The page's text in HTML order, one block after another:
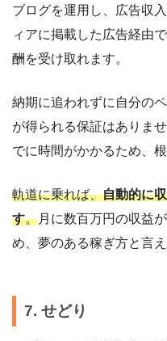
ブログを運用し、広告収
ィアに掲載した広告経由
酬を受け取れます。
納期に追われずに自分の
が得られる保証はありま
でに時間がかかるため、
軌道に乗れば、自動的に
す。月に数百万円の収益
め、夢のある稼ぎ方と言え
7. せどり